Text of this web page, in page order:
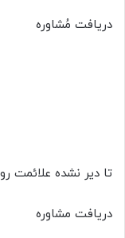
دریافت مُشاوره
تا دیر نشده علائمت
دریافت مشاوره